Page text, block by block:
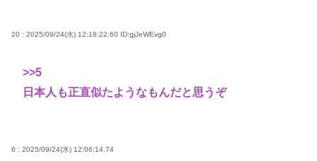
20 : 2025/09/24(水) 12:18:22.60 ID:gjJeWEvg0
>>5
日本人も正直似たようなもんだと思うぞ
6 : 2025/09/24(水) 12:06:14.74